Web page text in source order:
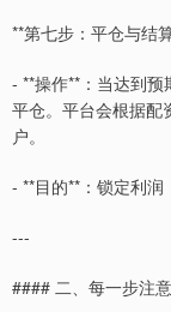
**第七步：平仓与结
- **操作**：当达到
平仓。平台会根据配
户。
- **目的**：锁定利润
---
#### 二、每一步注